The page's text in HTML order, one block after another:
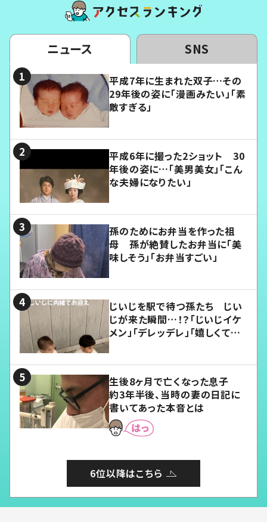
ニュース SNS
平成7年に生まれた双子…その
29年後の姿に「漫画みたい」「素
敵すぎる」
平成6年に撮った2ショット 30
年後の姿に…「美男美女」「こん
な夫婦になりたい」
孫のためにお弁当を作った祖
母 孫が絶賛したお弁当に「美
味しそう」「お弁当すごい」
じいじを駅で待つ孫たち じい
じが来た瞬間…！？「じいじイケ
メン」「デレッデレ」「嬉しくて可
生後8ヶ月で亡くなった息子
約3年半後、当時の妻の日記に
書いてあった本音とは
6位以降はこちら